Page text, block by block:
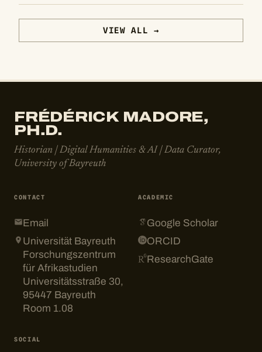
VIEW ALL →
FRÉDÉRICK MADORE,
PH.D.
Historian | Digital Humanities & AI | Data Curator,
University of Bayreuth
CONTACT
Email
Universität Bayreuth
Forschungszentrum
für Afrikastudien
Universitätsstraße 30,
95447 Bayreuth
Room 1.08
ACADEMIC
Google Scholar
ORCID
ResearchGate
SOCIAL